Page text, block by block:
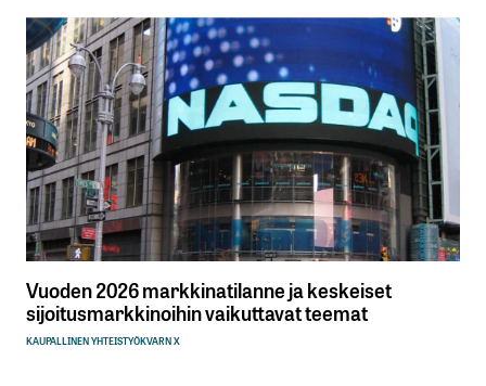
Vuoden 2026 markkinatilanne ja keskeiset
sijoitusmarkkinoihin vaikuttavat teemat
KAUPALLINEN YHTEISTYÖKVARN X